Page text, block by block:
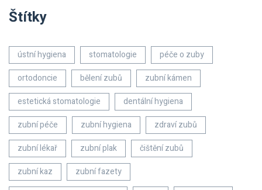
Štítky
ústní hygiena stomatologie
péče o zuby
ortodoncie
bělení zubů
zubní kámen
estetická stomatologie
dentální hygiena
zubní péče
zubní hygiena
zdraví zubů
zubní lékař
zubní plak
čištění zubů
zubní kaz
zubní fazety